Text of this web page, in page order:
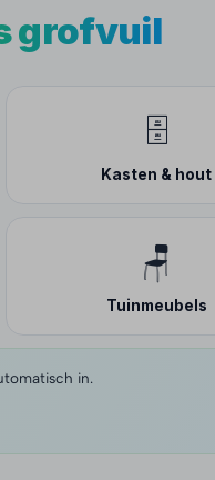
grofvuil
🗄️
Kasten & hout
🪑
Tuinmeubels
in.